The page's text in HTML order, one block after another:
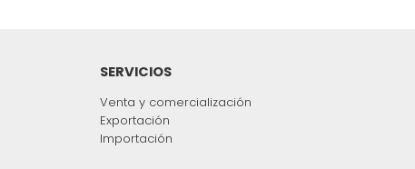
SERVICIOS
Venta y comercialización
Exportación
Importación